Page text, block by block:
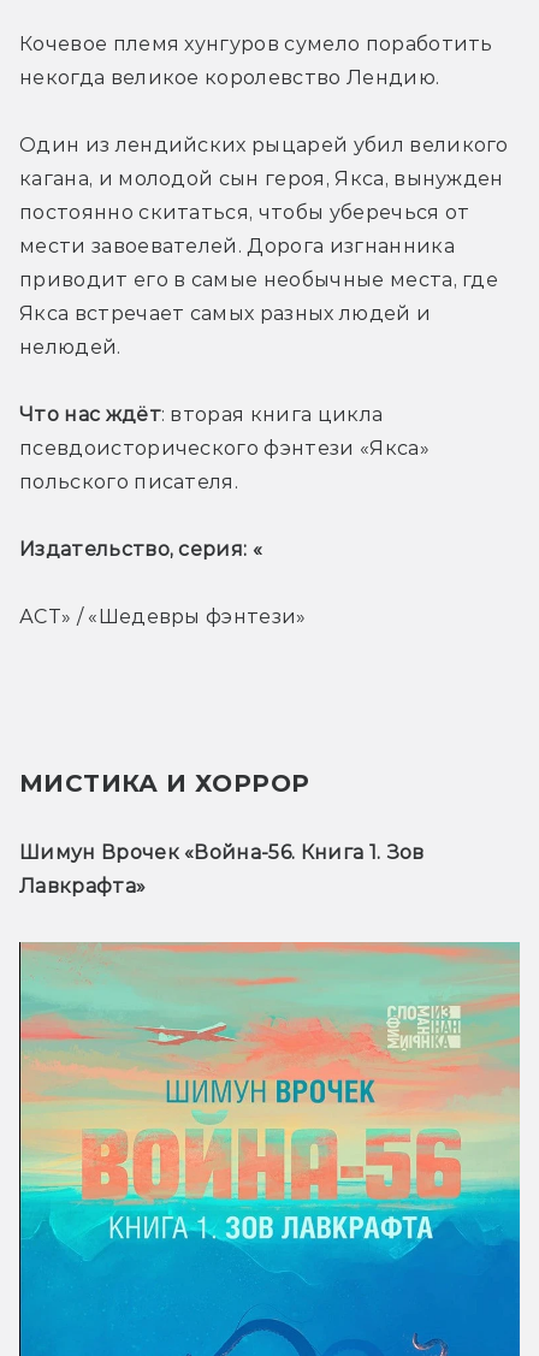
Кочевое племя хунгуров сумело поработить
некогда великое королевство Лендию.
Один из лендийских рыцарей убил великого
кагана, и молодой сын героя, Якса, вынужден
постоянно скитаться, чтобы уберечься от
мести завоевателей. Дорога изгнанника
приводит его в самые необычные места, где
Якса встречает самых разных людей и
нелюдей.
Что нас ждёт: вторая книга цикла
псевдоисторического фэнтези «Якса»
польского писателя.
Издательство, серия: «
АСТ» / «Шедевры фэнтези»
МИСТИКА И ХОРРОР
Шимун Врочек «Война-56. Книга 1. Зов
Лавкрафта»